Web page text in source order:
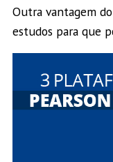
Outra vantagem
estudos para que